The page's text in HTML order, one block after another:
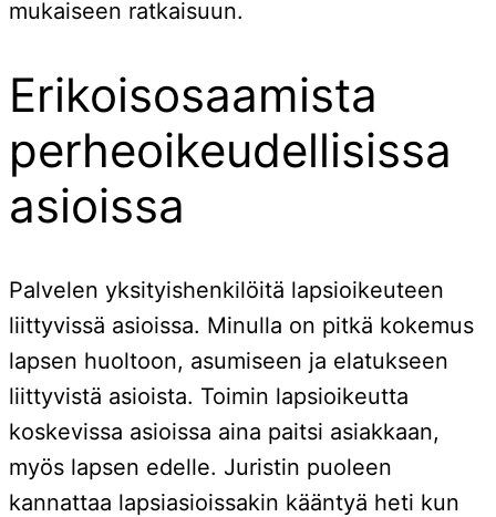
mukaiseen ratkaisuun.
Erikoisosaamista
perheoikeudellisissa
asioissa
Palvelen yksityishenkilöitä lapsioikeuteen
liittyvissä asioissa. Minulla on pitkä kokemus
lapsen huoltoon, asumiseen ja elatukseen
liittyvistä asioista. Toimin lapsioikeutta
koskevissa asioissa aina paitsi asiakkaan,
myös lapsen edelle. Juristin puoleen
kannattaa lapsiasioissakin kääntyä heti kun